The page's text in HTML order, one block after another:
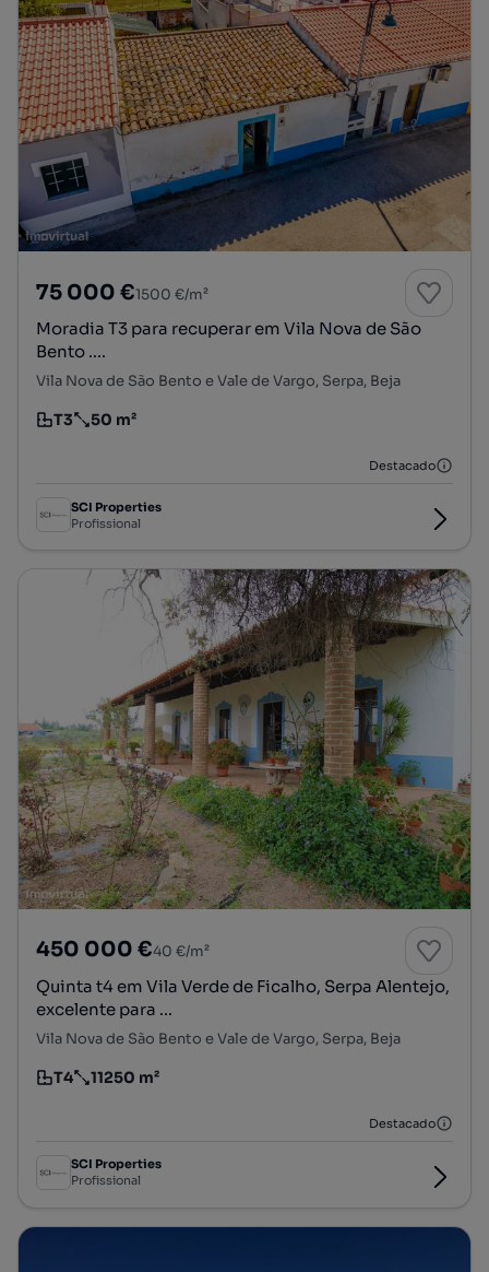
75 000 €1500 €/m²
Moradia T3 para recuperar em Vila Nova de São
Bento ....
Vila Nova de São Bento e Vale de Vargo, Serpa, Beja
Tipologia
T3
Preço por metro quadrado
50 m²
Destacado
SCI Properties
Profissional
450 000 €40 €/m²
Quinta t4 em Vila Verde de Ficalho, Serpa Alentejo,
excelente para ...
Vila Nova de São Bento e Vale de Vargo, Serpa, Beja
Tipologia
T4
Preço por metro quadrado
11250 m²
Destacado
SCI Properties
Profissional